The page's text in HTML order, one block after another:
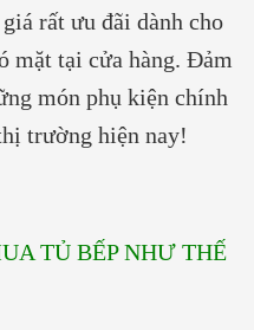
rất ưu đãi dành cho
mặt tại cửa hàng. Đảm
món phụ kiện chính
trường hiện nay!
TỦ BẾP NHƯ THẾ